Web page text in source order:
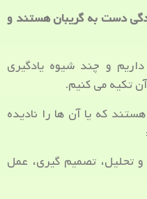
دست به گریبان هستند و
و چند شیوه یادگیری
تکیه می کنیم.
که یا آن ها را نادیده
و تحلیل، تصمیم گیری، عمل